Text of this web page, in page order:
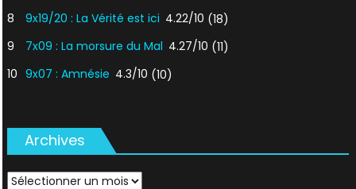
8
9x19/20 : La Vérité est ici 4.22/10 (18)
9
7x09 : La morsure du Mal 4.27/10 (11)
10 9x07 : Amnésie 4.3/10 (10)
Archives
Archives